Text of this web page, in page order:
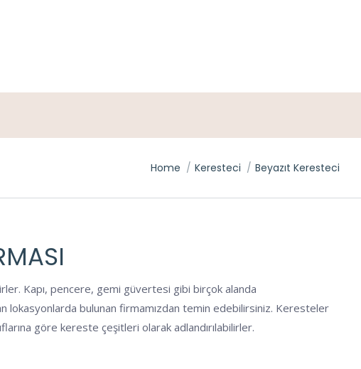
You are here:
Home Keresteci Beyazıt Keresteci
Kapı, pencere, gemi güvertesi gibi birçok alanda
bulunan firmamızdan temin edebilirsiniz. Keresteler
göre kereste çeşitleri olarak adlandırılabilirler.